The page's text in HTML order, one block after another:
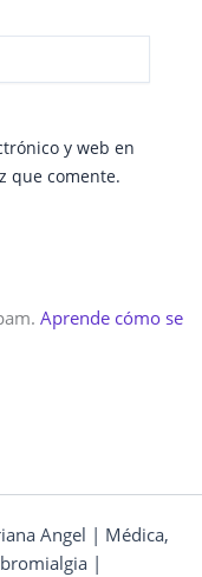
y web en
que comente.
Aprende cómo se
Angel | Médica,
|